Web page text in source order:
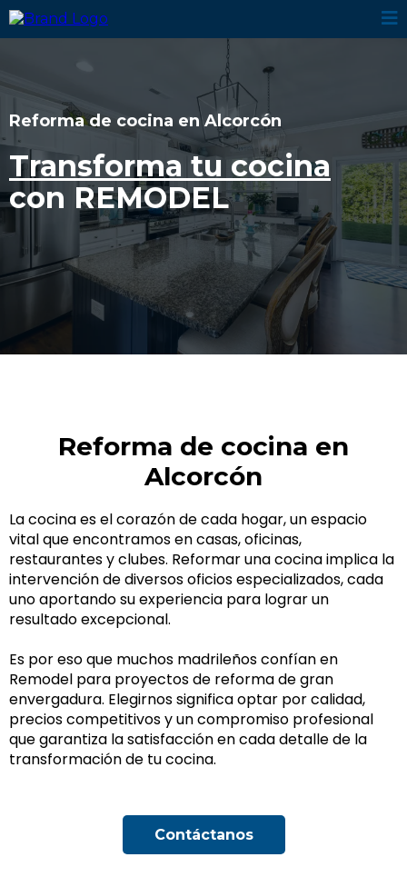
Reforma de cocina en Alcorcón
Transforma tu cocina
con REMODEL
Reforma de cocina en
Alcorcón
La cocina es el corazón de cada hogar, un espacio
vital que encontramos en casas, oficinas,
restaurantes y clubes. Reformar una cocina implica la
intervención de diversos oficios especializados, cada
uno aportando su experiencia para lograr un
resultado excepcional.
Es por eso que muchos madrileños confían en
Remodel para proyectos de reforma de gran
envergadura. Elegirnos significa optar por calidad,
precios competitivos y un compromiso profesional
que garantiza la satisfacción en cada detalle de la
transformación de tu cocina.
Contáctanos